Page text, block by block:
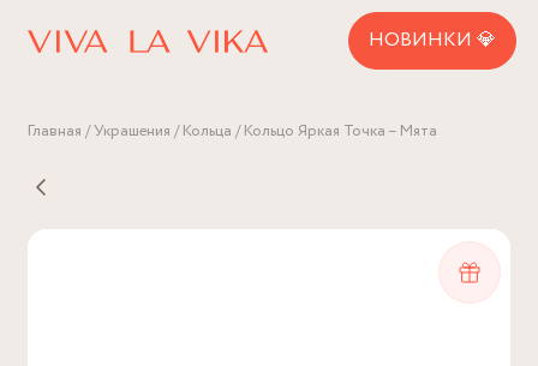
НОВИНКИ 💎
Главная Украшения Кольца Кольцо Яркая Точка – Мята